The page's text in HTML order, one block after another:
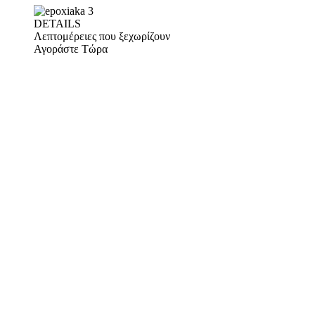
DETAILS
Λεπτομέρειες που ξεχωρίζουν
Αγοράστε Τώρα